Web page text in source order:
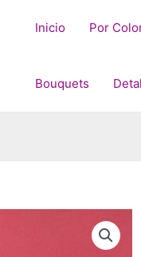
Inicio Por
Bouquets